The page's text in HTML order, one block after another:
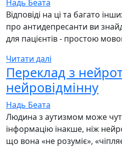
Надь Беата
Відповіді на ці та багато
про антидепресанти ви
для пацієнтів - простою
Читати далі
Переклад з
нейровідмінну
Надь Беата
Людина з аутизмом може
інформацію інакше, ніж
що вона «не розуміє»,